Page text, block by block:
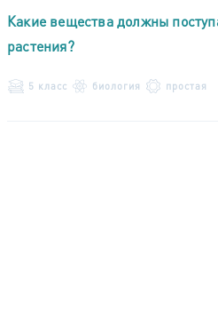
Какие вещества должны
растения?
5 класс биология простая